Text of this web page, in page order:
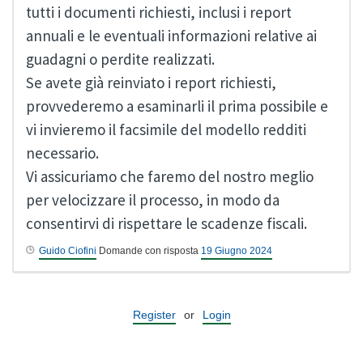
tutti i documenti richiesti, inclusi i report
annuali e le eventuali informazioni relative ai
guadagni o perdite realizzati.
Se avete già reinviato i report richiesti,
provvederemo a esaminarli il prima possibile e
vi invieremo il facsimile del modello redditi
necessario.
Vi assicuriamo che faremo del nostro meglio
per velocizzare il processo, in modo da
consentirvi di rispettare le scadenze fiscali.
Guido Ciofini Domande con risposta 19 Giugno 2024
Register or Login